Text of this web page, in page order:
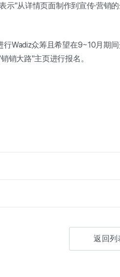
示"从详情页面制作到宣传·营销
行Wadiz众筹且希望在9~10月期
销大路"主页进行报名。
返回列